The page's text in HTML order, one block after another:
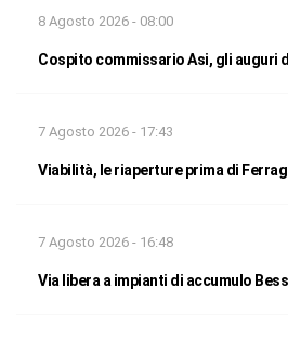
8 Agosto 2026 - 08:00
Cospito commissario Asi, gli auguri
7 Agosto 2026 - 17:43
Viabilità, le riaperture prima di
7 Agosto 2026 - 16:48
Via libera a impianti di accumulo